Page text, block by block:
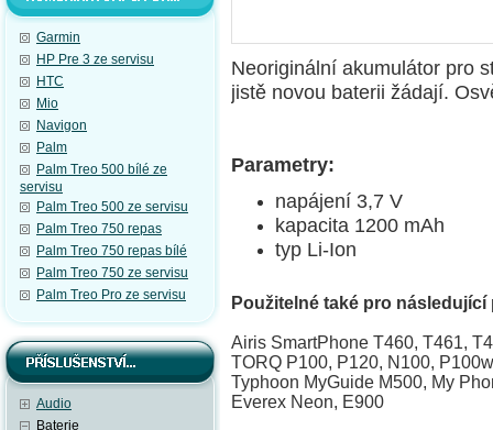
Garmin
HP Pre 3 ze servisu
HTC
Mio
Navigon
Palm
Palm Treo 500 bílé ze
servisu
Palm Treo 500 ze servisu
Palm Treo 750 repas
Palm Treo 750 repas bílé
Palm Treo 750 ze servisu
Palm Treo Pro ze servisu
Audio
Baterie
Neoriginální akumulátor pro
jistě novou baterii žádají.
Parametry:
napájení 3,7 V
kapacita 1200 mAh
typ Li-Ion
Použitelné také pro následující
Airis SmartPhone T460, T461,
TORQ P100, P120, N100, P100w
Typhoon MyGuide M500, My
Everex Neon, E900